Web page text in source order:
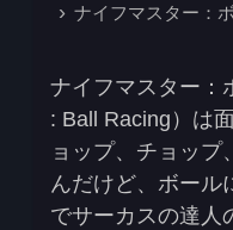
ナイフマスター：
ナイフマスター：
: Ball Racing）は
ョップ、チョップ
んだけど、ボール
でサーカスの達人